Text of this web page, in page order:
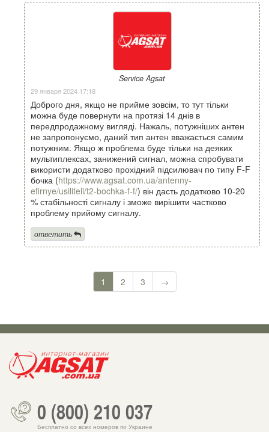
Service Agsat
29 января 2024 17:18
Доброго дня, якщо не прийме зовсім, то тут тільки
можна буде повернути на протязі 14 днів в
передпродажному вигляді. Нажаль, потужніших антен
не запропонуємо, даний тип антен вважається самим
потужним. Якщо ж проблема буде тільки на деяких
мультиплексах, занижений сигнал, можна спробувати
використи додатково прохідний підсилювач по типу F-F
бочка (https://www.agsat.com.ua/antenny-
efirnye/usiliteli/t2-bochka-f-f/) він дасть додатково 10-20
% стабільності сигналу і зможе вирішити частково
проблему прийому сигналу.
ответить
1 2 3 →
0 (800) 210 037
Бесплатно со всех номеров по Украине